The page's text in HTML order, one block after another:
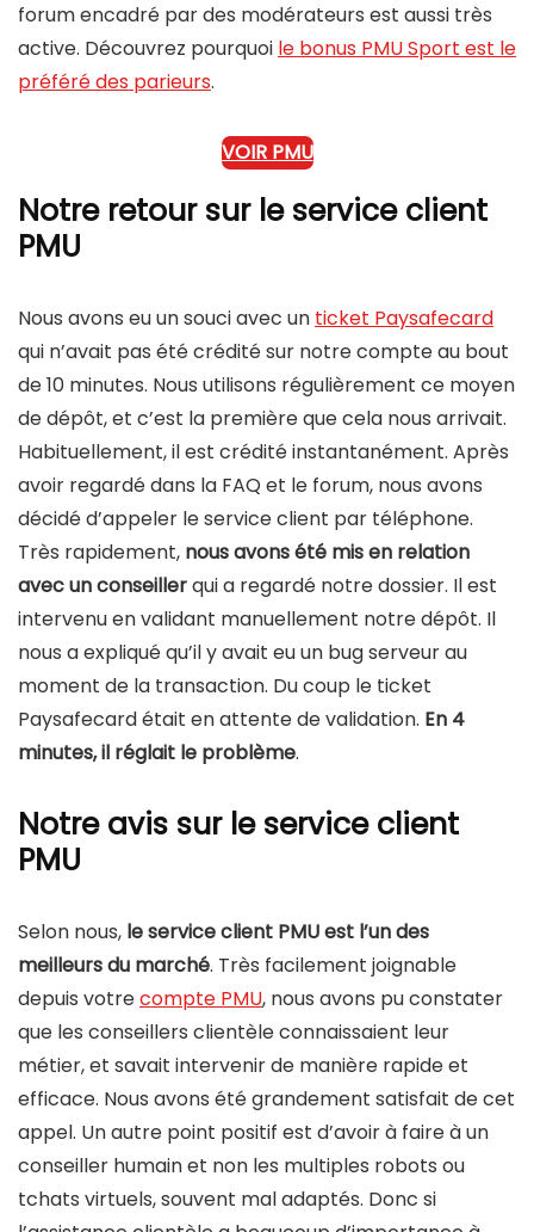
forum encadré par des modérateurs est aussi très
active. Découvrez pourquoi le bonus PMU Sport est le
préféré des parieurs.
VOIR PMU
Notre retour sur le service client
PMU
Nous avons eu un souci avec un ticket Paysafecard
qui n’avait pas été crédité sur notre compte au bout
de 10 minutes. Nous utilisons régulièrement ce moyen
de dépôt, et c’est la première que cela nous arrivait.
Habituellement, il est crédité instantanément. Après
avoir regardé dans la FAQ et le forum, nous avons
décidé d’appeler le service client par téléphone.
Très rapidement, nous avons été mis en relation
avec un conseillerqui a regardé notre dossier. Il est
intervenu en validant manuellement notre dépôt. Il
nous a expliqué qu’il y avait eu un bug serveur au
moment de la transaction. Du coup le ticket
Paysafecard était en attente de validation. En 4
minutes, il réglait le problème.
Notre avis sur le service client
PMU
Selon nous, le service client PMU est l’un des
meilleurs du marché. Très facilement joignable
depuis votrecompte PMU, nous avons pu constater
que les conseillers clientèle connaissaient leur
métier, et savait intervenir de manière rapide et
efficace. Nous avons été grandement satisfait de cet
appel. Un autre point positif est d’avoir à faire à un
conseiller humain et non les multiples robots ou
tchats virtuels, souvent mal adaptés. Donc si